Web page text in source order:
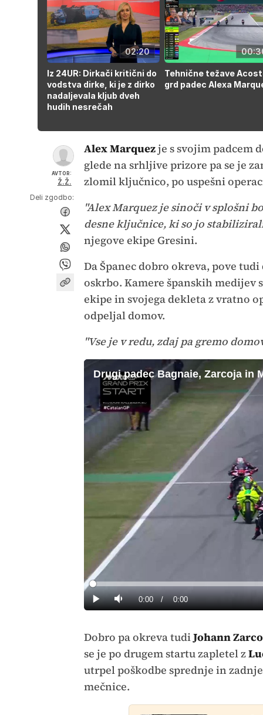
02:20
Iz 24UR: Dirkači kritični do
vodstva dirke, ki je z dirko
nadaljevala kljub dveh
hudih nesrečah
Tehnične težave
grd padec Alexa
AVTOR:
Ž.Ž.
Deli zgodbo:
Alex Marquezje s svojim padcem
glede na srhljive prizore pa se je
zlomil ključnico, po uspešni
"Alex Marquez je sinoči v splošni
desne ključnice, ki so jo
njegove ekipe Gresini.
Da Španec dobro okreva, pove
oskrbo. Kamere španskih medijev
ekipe in svojega dekleta z vratno
odpeljal domov.
"Vse je v redu, zdaj pa gremo
Drugi padec Bagnaie, Zarcoja in
Predvajaj
Tiho Current
0:00 / Duration
0:00
Loaded:
0%
Dobro pa okreva tudiJohann Zarco
se je po drugem startu zapletel z
utrpel poškodbe sprednje in
mečnice.